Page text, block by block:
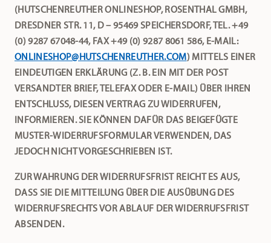
(HUTSCHENREUTHER ONLINESHOP, ROSENTHAL GMBH,
DRESDNER STR. 11, D – 95469 SPEICHERSDORF, TEL. +49
(0) 9287 67048-44, FAX +49 (0) 9287 8061 586, E-MAIL:
ONLINESHOP@HUTSCHENREUTHER.COM) MITTELS EINER
EINDEUTIGEN ERKLÄRUNG (Z. B. EIN MIT DER POST
VERSANDTER BRIEF, TELEFAX ODER E-MAIL) ÜBER IHREN
ENTSCHLUSS, DIESEN VERTRAG ZU WIDERRUFEN,
INFORMIEREN. SIE KÖNNEN DAFÜR DAS BEIGEFÜGTE
MUSTER-WIDERRUFSFORMULAR VERWENDEN, DAS
JEDOCH NICHT VORGESCHRIEBEN IST.
ZUR WAHRUNG DER WIDERRUFSFRIST REICHT ES AUS,
DASS SIE DIE MITTEILUNG ÜBER DIE AUSÜBUNG DES
WIDERRUFSRECHTS VOR ABLAUF DER WIDERRUFSFRIST
ABSENDEN.